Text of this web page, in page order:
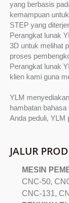
yang berbasis
kemampuan
STEP yang
Perangkat lunak
3D untuk melihat
proses
Perangkat lunak
klien kami guna
YLM
hambatan
Anda peduli, YLM
JALUR
MESIN
CNC-50,
CNC-131,